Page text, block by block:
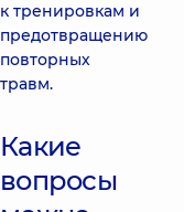
к тренировкам и
предотвращению
повторных
травм.
Какие
вопросы